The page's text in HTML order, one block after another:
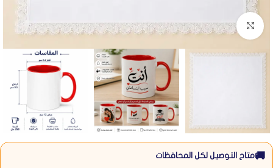
Click to enlarge
🚚متاح التوصيل لكل المحافظات